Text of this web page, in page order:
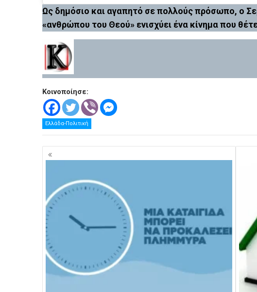
Ως δημόσιο και αγαπητό σε πολλούς πρόσωπο, ο
«ανθρώπου του Θεού» ενισχύει ένα κίνημα που
Κοινοποίησε:
Ελλάδα-Πολιτική
Πλοήγηση
άρθρων